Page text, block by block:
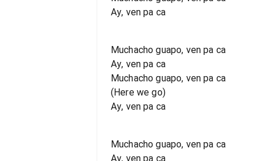
Ay, ven pa ca
Muchacho guapo, ven pa ca
Ay, ven pa ca
Muchacho guapo, ven pa ca
(Here we go)
Ay, ven pa ca
Muchacho guapo, ven pa ca
Ay, ven pa ca